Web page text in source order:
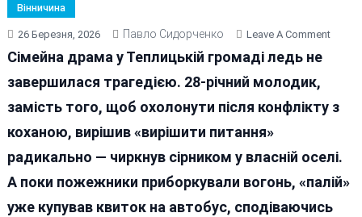
Вінничина
26 Березня, 2026 Павло Сидорченко Leave A CommentOn
Після
Сімейна драма у Теплицькій громаді ледь не
завершилася трагедією. 28-річний молодик,
замість того, щоб охолонути після конфлікту з
коханою, вирішив «вирішити питання»
радикально — чиркнув сірником у власній оселі.
А поки пожежники приборкували вогонь, «палій»
уже купував квиток на автобус, сподіваючись